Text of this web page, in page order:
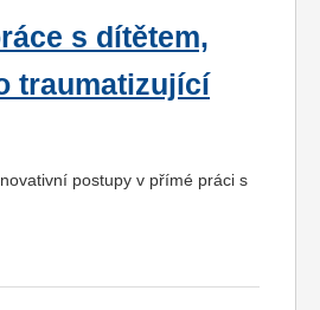
s dítětem,
traumatizující
postupy v přímé práci s